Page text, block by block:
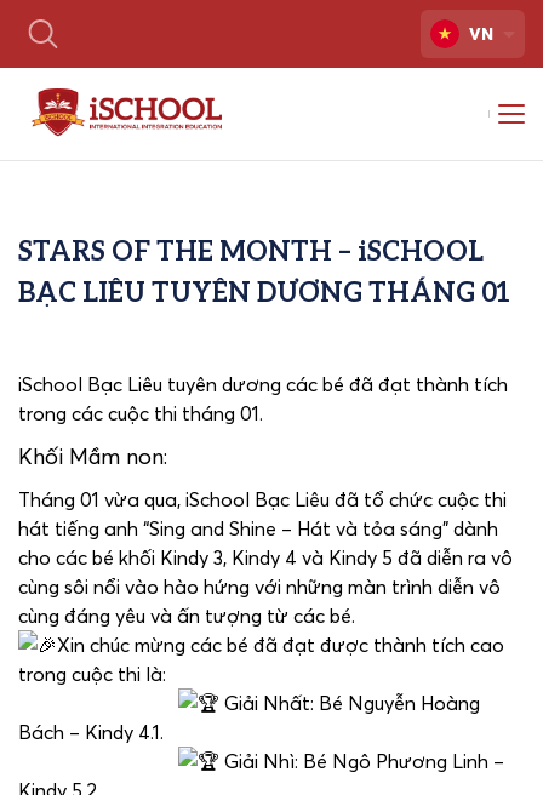
VN
STARS OF THE MONTH – iSCHOOL
BẠC LIÊU TUYÊN DƯƠNG THÁNG 01
iSchool Bạc Liêu tuyên dương các bé đã đạt thành tích
trong các cuộc thi tháng 01.
Khối Mầm non:
Tháng 01 vừa qua, iSchool Bạc Liêu đã tổ chức cuộc thi
hát tiếng anh “Sing and Shine – Hát và tỏa sáng” dành
cho các bé khối Kindy 3, Kindy 4 và Kindy 5 đã diễn ra vô
cùng sôi nổi vào hào hứng với những màn trình diễn vô
cùng đáng yêu và ấn tượng từ các bé.
Xin chúc mừng các bé đã đạt được thành tích cao
trong cuộc thi là:
Giải Nhất: Bé Nguyễn Hoàng
Bách – Kindy 4.1.
Giải Nhì: Bé Ngô Phương Linh –
Kindy 5.2.